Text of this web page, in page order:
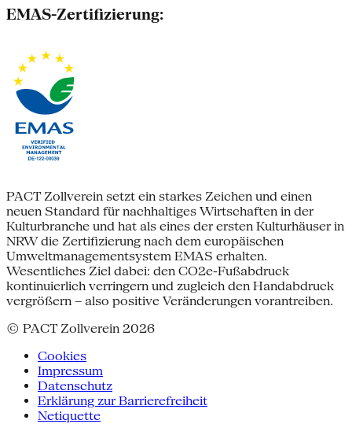
EMAS-Zertifizierung:
PACT Zollverein setzt ein starkes Zeichen und einen
neuen Standard für nachhaltiges Wirtschaften in der
Kulturbranche und hat als eines der ersten Kulturhäuser in
NRW die Zertifizierung nach dem europäischen
Umweltmanagementsystem EMAS erhalten.
Wesentliches Ziel dabei: den CO2e-Fußabdruck
kontinuierlich verringern und zugleich den Handabdruck
vergrößern – also positive Veränderungen vorantreiben.
© PACT Zollverein 2026
Cookies
Impressum
Datenschutz
Erklärung zur Barrierefreiheit
Netiquette